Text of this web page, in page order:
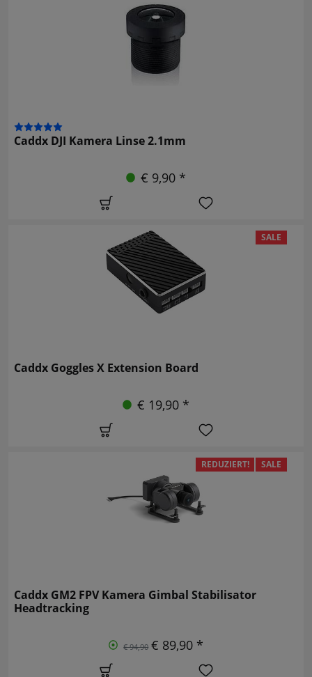
Caddx DJI Kamera Linse 2.1mm
€ 9,90 *
SALE
Caddx Goggles X Extension Board
€ 19,90 *
REDUZIERT! SALE
Caddx GM2 FPV Kamera Gimbal Stabilisator
Headtracking
€ 94,90 € 89,90 *